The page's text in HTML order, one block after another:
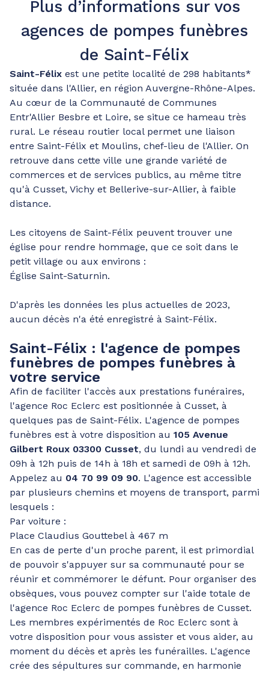
Plus d’informations sur vos
agences de pompes funèbres
de Saint-Félix
Saint-Félix est une petite localité de 298 habitants*
située dans l'Allier, en région Auvergne-Rhône-Alpes.
Au cœur de la Communauté de Communes
Entr'Allier Besbre et Loire, se situe ce hameau très
rural. Le réseau routier local permet une liaison
entre Saint-Félix et Moulins, chef-lieu de l'Allier. On
retrouve dans cette ville une grande variété de
commerces et de services publics, au même titre
qu'à Cusset, Vichy et Bellerive-sur-Allier, à faible
distance.
Les citoyens de Saint-Félix peuvent trouver une
église pour rendre hommage, que ce soit dans le
petit village ou aux environs :
Église Saint-Saturnin.
D'après les données les plus actuelles de 2023,
aucun décès n'a été enregistré à Saint-Félix.
Saint-Félix : l'agence de pompes
funèbres de pompes funèbres à
votre service
Afin de faciliter l'accès aux prestations funéraires,
l'agence Roc Eclerc est positionnée à Cusset, à
quelques pas de Saint-Félix. L'agence de pompes
funèbres est à votre disposition au 105 Avenue
Gilbert Roux 03300 Cusset, du lundi au vendredi de
09h à 12h puis de 14h à 18h et samedi de 09h à 12h.
Appelez au 04 70 99 09 90. L'agence est accessible
par plusieurs chemins et moyens de transport, parmi
lesquels :
Par voiture :
Place Claudius Gouttebel à 467 m
En cas de perte d'un proche parent, il est primordial
de pouvoir s'appuyer sur sa communauté pour se
réunir et commémorer le défunt. Pour organiser des
obsèques, vous pouvez compter sur l'aide totale de
l'agence Roc Eclerc de pompes funèbres de Cusset.
Les membres expérimentés de Roc Eclerc sont à
votre disposition pour vous assister et vous aider, au
moment du décès et après les funérailles. L'agence
crée des sépultures sur commande, en harmonie